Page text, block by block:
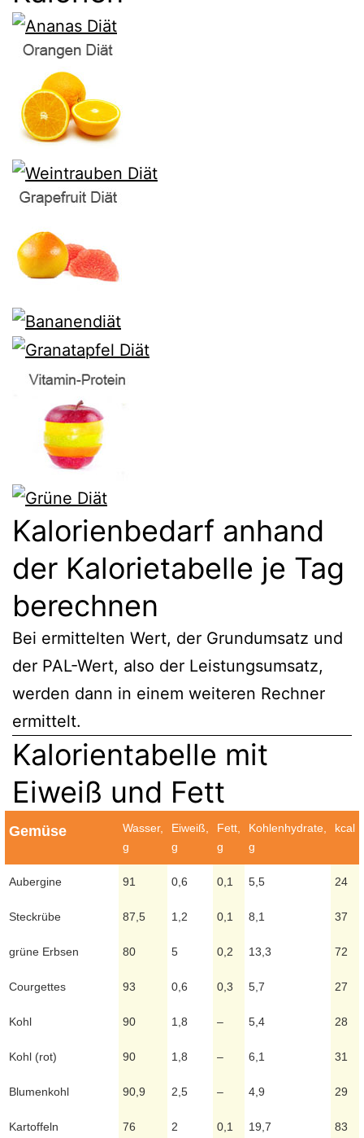
Kalorienbedarf anhand
der Kalorietabelle je Tag
berechnen
Bei ermittelten Wert, der Grundumsatz und
der PAL-Wert, also der Leistungsumsatz,
werden dann in einem weiteren Rechner
ermittelt.
Kalorientabelle mit
Eiweiß und Fett
Gemüse
Wasser,
g
Eiweiß,
g
Fett,
g
Kohlenhydrate,
g
kcal
Aubergine 91 0,6 0,1 5,5 24
Steckrübe 87,5 1,2 0,1 8,1 37
grüne Erbsen 80 5 0,2 13,3 72
Courgettes 93 0,6 0,3 5,7 27
Kohl 90 1,8 – 5,4 28
Kohl (rot) 90 1,8 – 6,1 31
Blumenkohl 90,9 2,5 – 4,9 29
Kartoffeln 76 2 0,1 19,7 83